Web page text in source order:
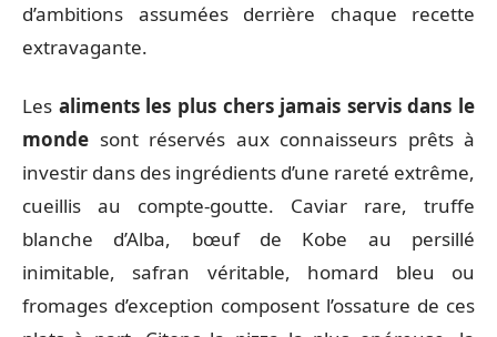
d’ambitions assumées derrière chaque recette
extravagante.
Les aliments les plus chers jamais servis dans le
monde sont réservés aux connaisseurs prêts à
investir dans des ingrédients d’une rareté extrême,
cueillis au compte-goutte. Caviar rare, truffe
blanche d’Alba, bœuf de Kobe au persillé
inimitable, safran véritable, homard bleu ou
fromages d’exception composent l’ossature de ces